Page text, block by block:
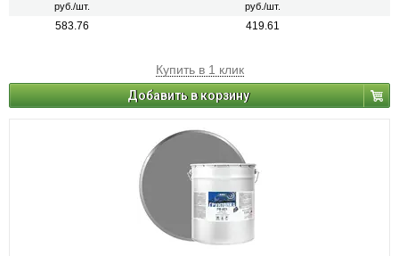
руб./шт. руб./шт.
583.76 419.61
Купить в 1 клик
Добавить в корзину